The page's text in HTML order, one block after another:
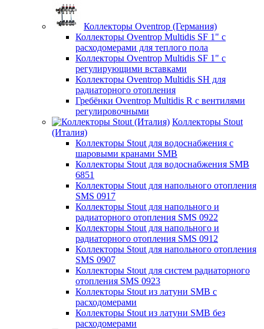
Коллекторы Oventrop (Германия)
Коллекторы Oventrop Multidis SF 1" с
расходомерами для теплого пола
Коллекторы Oventrop Multidis SF 1" с
регулирующими вставками
Коллекторы Oventrop Multidis SH для
радиаторного отопления
Гребёнки Oventrop Multidis R с вентилями
регулировочными
Коллекторы Stout
(Италия)
Коллекторы Stout для водоснабжения с
шаровыми кранами SMB
Коллекторы Stout для водоснабжения SMB
6851
Коллекторы Stout для напольного отопления
SMS 0917
Коллекторы Stout для напольного и
радиаторного отопления SMS 0922
Коллекторы Stout для напольного и
радиаторного отопления SMS 0912
Коллекторы Stout для напольного отопления
SMS 0907
Коллекторы Stout для систем радиаторного
отопления SMS 0923
Коллекторы Stout из латуни SMB с
расходомерами
Коллекторы Stout из латуни SMB без
расходомерами